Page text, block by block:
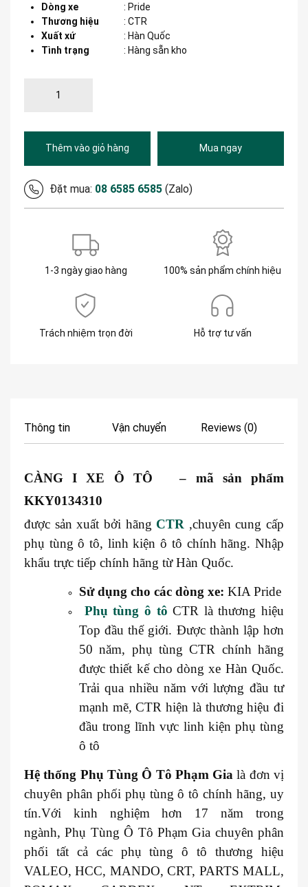
Dòng xe
: Pride
Thương hiệu
: CTR
Xuất xứ
: Hàn Quốc
Tình trạng
: Hàng sẵn kho
Thêm vào giỏ hàng Mua ngay
Đặt mua: 08 6585 6585 (Zalo)
1-3 ngày giao hàng 100% sản phẩm chính hiệu
Trách nhiệm trọn đời Hỗ trợ tư vấn
Thông tin Vận chuyển Reviews (0)
CÀNG I XE Ô TÔ – mã sản phẩm
KKY0134310
được sản xuất bởi hãng CTR ,chuyên cung cấp
phụ tùng ô tô, linh kiện ô tô chính hãng. Nhập
khẩu trực tiếp chính hãng từ Hàn Quốc.
Sử dụng cho các dòng xe: KIA Pride
Phụ tùng ô tô CTR là thương hiệu
Top đầu thế giới. Được thành lập hơn
50 năm, phụ tùng CTR chính hãng
được thiết kế cho dòng xe Hàn Quốc.
Trải qua nhiều năm với lượng đầu tư
mạnh mẽ, CTR hiện là thương hiệu đi
đầu trong lĩnh vực linh kiện phụ tùng
ô tô
Hệ thống Phụ Tùng Ô Tô Phạm Gia là đơn vị
chuyên phân phối phụ tùng ô tô chính hãng, uy
tín.Với kinh nghiệm hơn 17 năm trong
ngành, Phụ Tùng Ô Tô Phạm Gia chuyên phân
phối tất cả các phụ tùng ô tô thương hiệu
VALEO, HCC, MANDO, CRT, PARTS MALL,